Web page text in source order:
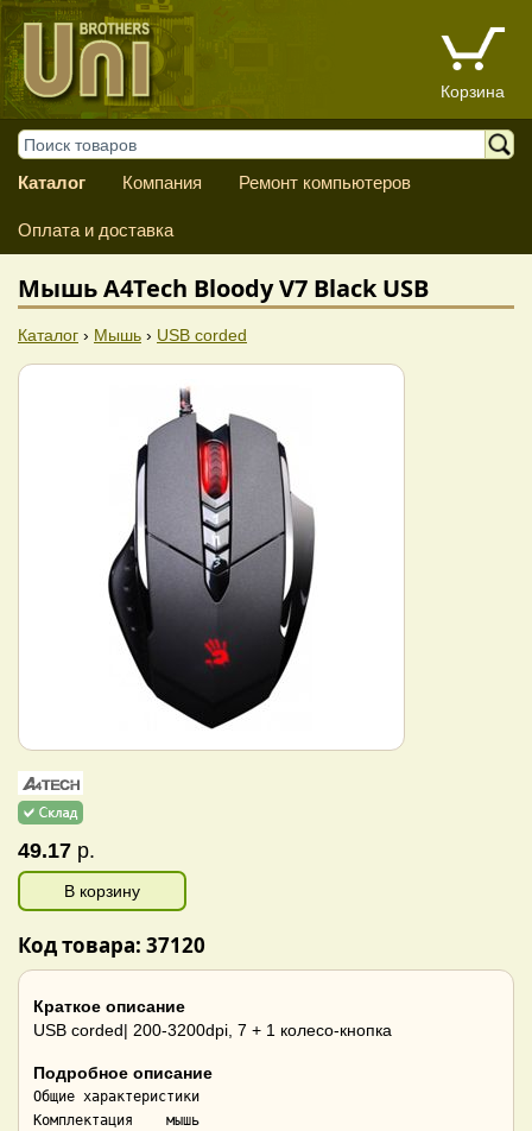
Корзина
Каталог Компания Ремонт компьютеров
Оплата и доставка
Мышь A4Tech Bloody V7 Black USB
Каталог › Мышь › USB corded
49.17 р.
В корзину
Код товара: 37120
Краткое описание
USB corded| 200-3200dpi, 7 + 1 колесо-кнопка
Подробное описание
Общие характеристики
Комплектация	мышь